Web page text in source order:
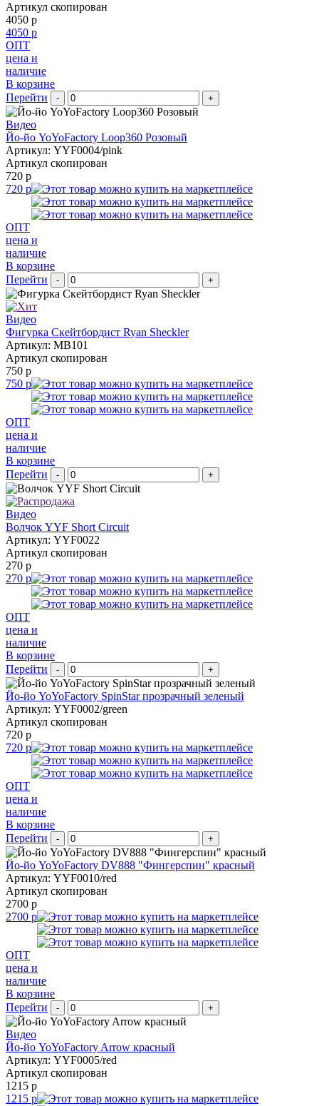
Артикул скопирован
4050 р
4050 р
ОПТ
цена и
наличие
В корзине
Перейти
- +
Видео
Йо-йо YoYoFactory Loop360 Розовый
Артикул: YYF0004/pink
Артикул скопирован
720 р
720 р
ОПТ
цена и
наличие
В корзине
Перейти
- +
Видео
Фигурка Скейтбордист Ryan Sheckler
Артикул: MB101
Артикул скопирован
750 р
750 р
ОПТ
цена и
наличие
В корзине
Перейти
- +
Видео
Волчок YYF Short Circuit
Артикул: YYF0022
Артикул скопирован
270 р
270 р
ОПТ
цена и
наличие
В корзине
Перейти
- +
Йо-йо YoYoFactory SpinStar прозрачный зеленый
Артикул: YYF0002/green
Артикул скопирован
720 р
720 р
ОПТ
цена и
наличие
В корзине
Перейти
- +
Йо-йо YoYoFactory DV888 "Фингерспин" красный
Артикул: YYF0010/red
Артикул скопирован
2700 р
2700 р
ОПТ
цена и
наличие
В корзине
Перейти
- +
Видео
Йо-йо YoYoFactory Arrow красный
Артикул: YYF0005/red
Артикул скопирован
1215 р
1215 р